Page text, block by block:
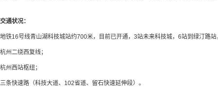
交通状况：
地铁16号线青山湖科技城站约700米，目前已开通，3站未来科技城，6站到绿汀路
杭州二绕西复线；
杭州西站枢纽；
三条快速路（科技大道、102省道、留石快速延伸段）。